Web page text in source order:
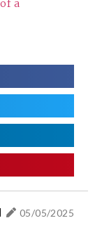
05/05/2025